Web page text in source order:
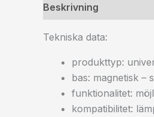
Beskrivning
Tekniska data:
produkttyp:
bas: magnetisk –
funktionalitet:
kompatibilitet: